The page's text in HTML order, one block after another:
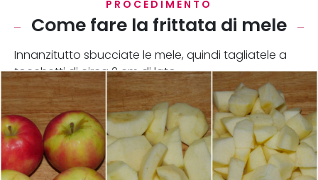
PROCEDIMENTO
Come fare la frittata di mele
Innanzitutto sbucciate le mele, quindi tagliatele a
tocchetti di circa 2 cm di lato.